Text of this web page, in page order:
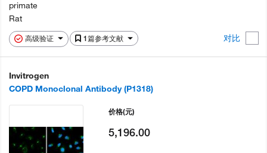
高级验证 1篇参考文献 对比
primate
Rat
Invitrogen
COPD Monoclonal Antibody (P1318)
价格(元)
5,196.00